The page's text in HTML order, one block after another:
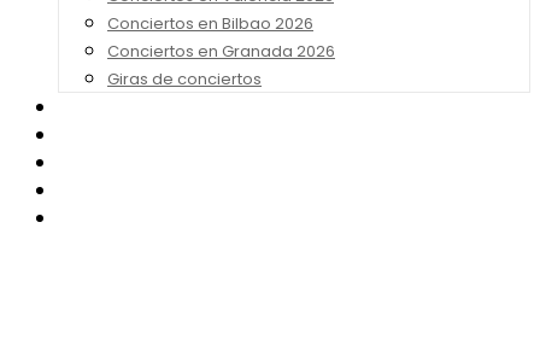
Conciertos en Bilbao 2026
Conciertos en Granada 2026
Giras de conciertos